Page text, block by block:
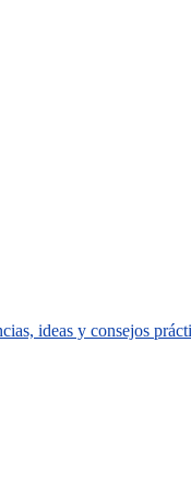
ideas y consejos